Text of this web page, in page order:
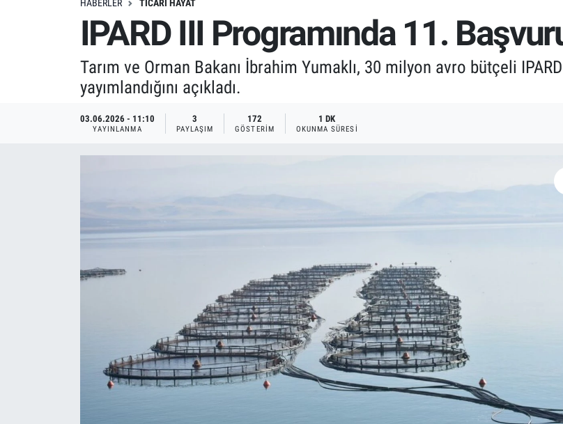
HABERLER TICARI HAYAT
IPARD III Programında 11.
Tarım ve Orman Bakanı İbrahim Yumaklı, 30 milyon avro bütçeli
yayımlandığını açıkladı.
03.06.2026 - 11:10
YAYINLANMA
3
PAYLAŞIM
172
GÖSTERIM
1 DK
OKUNMA SÜRESI